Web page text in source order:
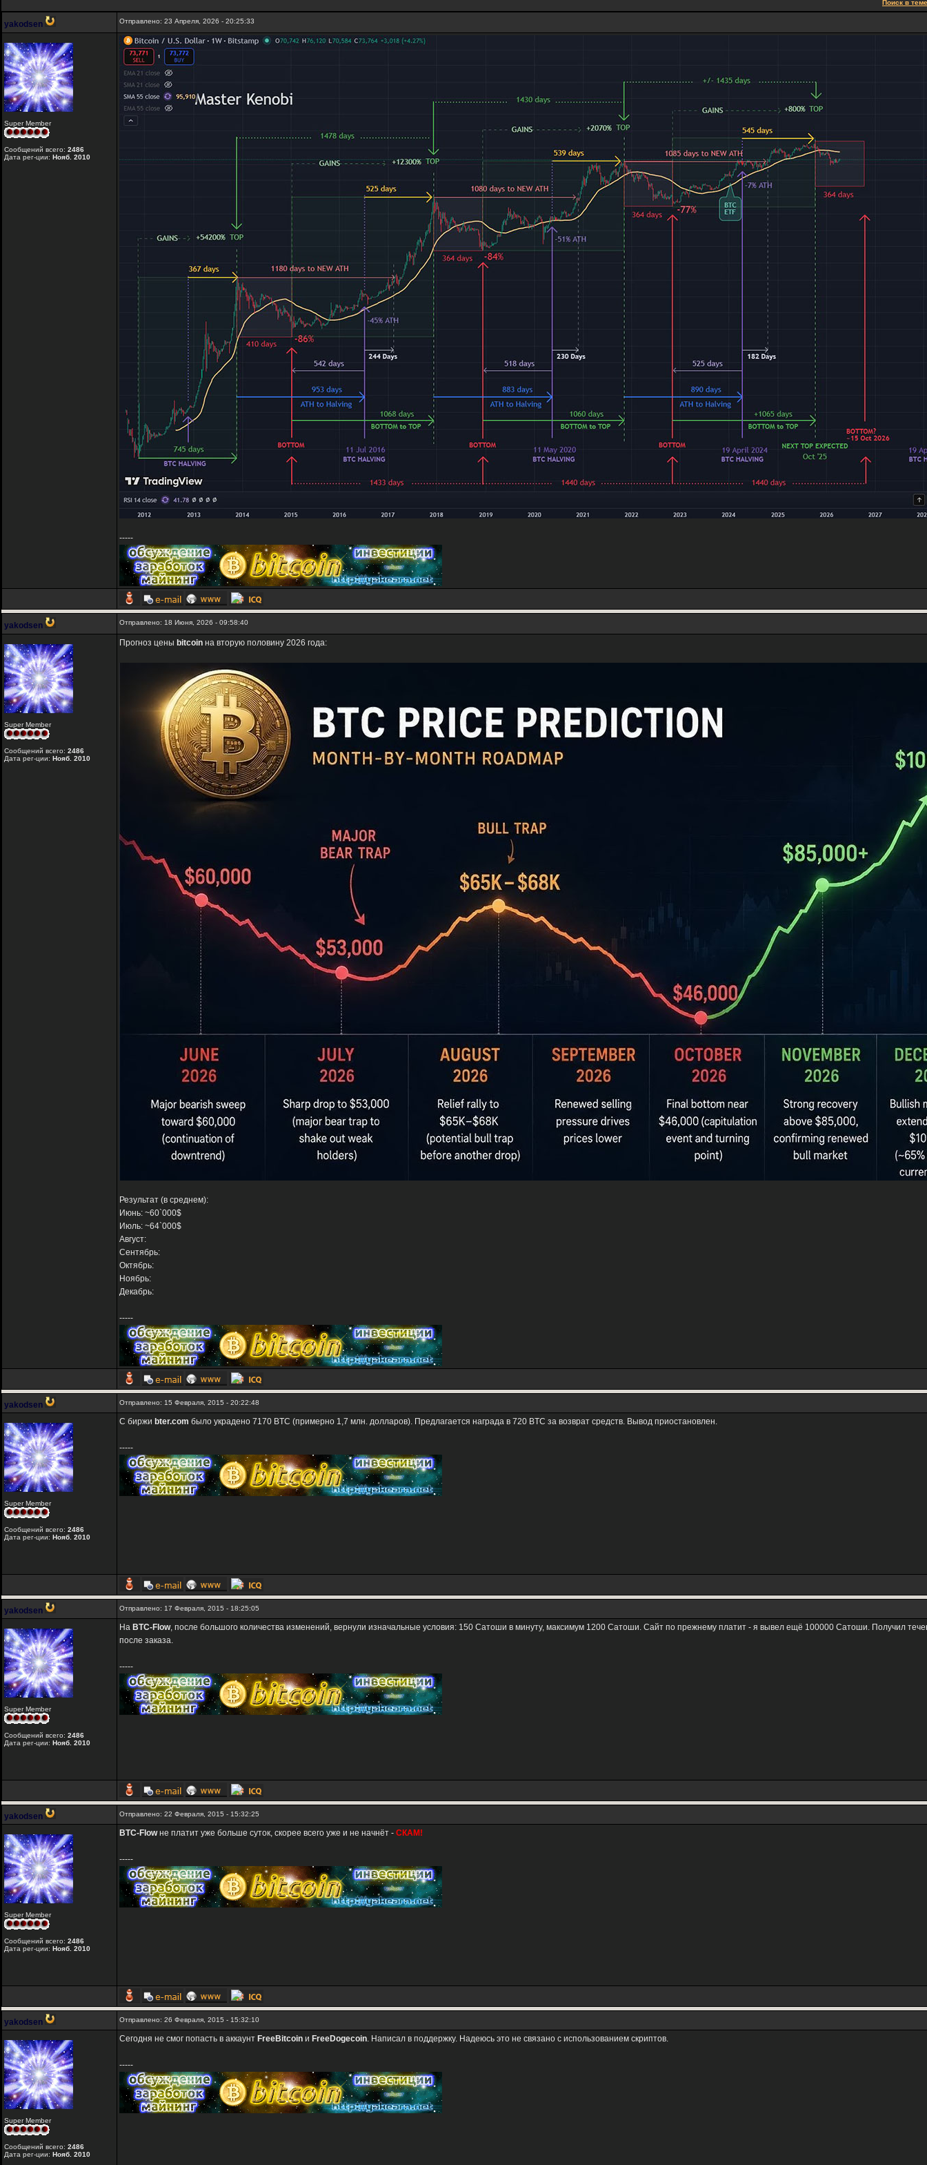
Поиск в теме
yakodsen Отправлено: 23 Апреля, 2026 - 20:25:33
Super Member
Сообщений всего: 2486
Дата рег-ции: Нояб. 2010
-----
yakodsen Отправлено: 18 Июня, 2026 - 09:58:40
Super Member
Сообщений всего: 2486
Дата рег-ции: Нояб. 2010
Прогноз цены bitcoin на вторую половину 2026 года:
Результат (в среднем):
Июнь: ~60`000$
Июль: ~64`000$
Август:
Сентябрь:
Октябрь:
Ноябрь:
Декабрь:
-----
yakodsen Отправлено: 15 Февраля, 2015 - 20:22:48
Super Member
Сообщений всего: 2486
Дата рег-ции: Нояб. 2010
С биржи bter.com было украдено 7170 BTC (примерно 1,7 млн. долларов). Предлагается награда в 720 BTC за возврат средств. Вывод приостановлен.
-----
yakodsen Отправлено: 17 Февраля, 2015 - 18:25:05
Super Member
Сообщений всего: 2486
Дата рег-ции: Нояб. 2010
На BTC-Flow, после большого количества изменений, вернули изначальные условия: 150 Сатоши в минуту, максимум 1200 Сатоши. Сайт по прежнему платит - я вывел ещё 100000 Сатоши. Получил
после заказа.
-----
yakodsen Отправлено: 22 Февраля, 2015 - 15:32:25
Super Member
Сообщений всего: 2486
Дата рег-ции: Нояб. 2010
BTC-Flowне платит уже больше суток, скорее всего уже и не начнёт - СКАМ!
-----
yakodsen Отправлено: 26 Февраля, 2015 - 15:32:10
Super Member
Сообщений всего: 2486
Дата рег-ции: Нояб. 2010
Сегодня не смог попасть в аккаунт FreeBitcoin и FreeDogecoin. Написал в поддержку. Надеюсь это не связано с использованием скриптов.
-----